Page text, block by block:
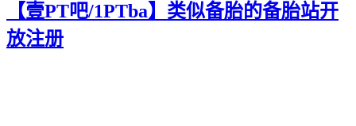
【壹PT吧/1PTba】类似备胎的备胎站开
放注册